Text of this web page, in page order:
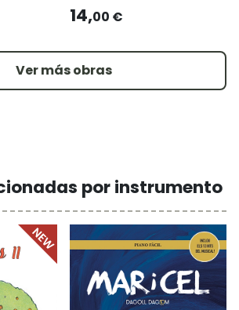
14,00 €
Ver más obras
por instrumento